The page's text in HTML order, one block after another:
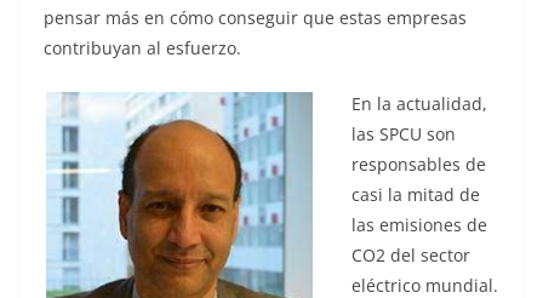
pensar más en cómo conseguir que estas empresas
contribuyan al esfuerzo.
En la actualidad,
las SPCU son
responsables de
casi la mitad de
las emisiones de
CO2 del sector
eléctrico mundial.